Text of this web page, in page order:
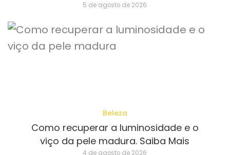
5 de agosto de 2026
Beleza
Como recuperar a luminosidade e o
viço da pele madura. Saiba Mais
4 de agosto de 2026